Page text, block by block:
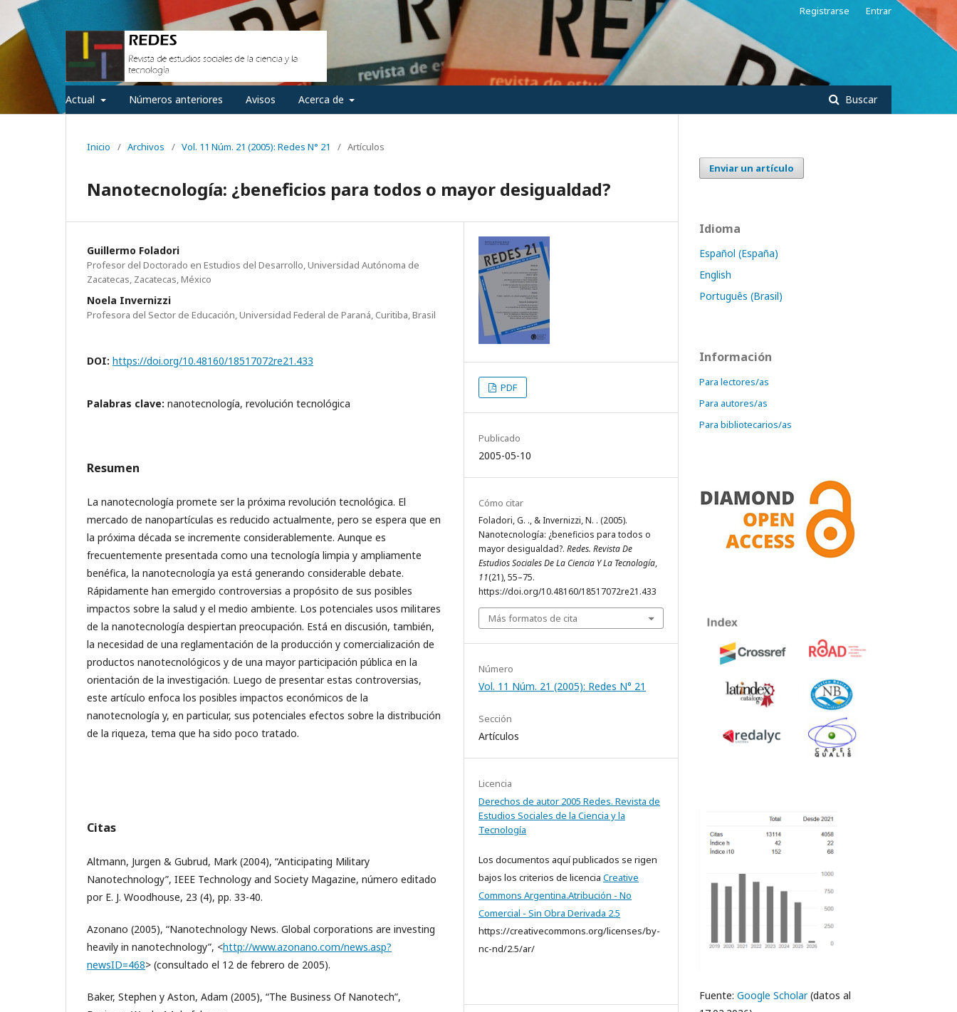
Actual Números anteriores Avisos Acerca de Buscar
Registrarse Entrar
Inicio / Archivos / Vol. 11 Núm. 21 (2005): Redes N° 21 / Artículos
Nanotecnología: ¿beneficios para todos o mayor desigualdad?
Guillermo Foladori
Profesor del Doctorado en Estudios del Desarrollo, Universidad Autónoma de
Zacatecas, Zacatecas, México
Noela Invernizzi
Profesora del Sector de Educación, Universidad Federal de Paraná, Curitiba, Brasil
DOI: https://doi.org/10.48160/18517072re21.433
Palabras clave: nanotecnología, revolución tecnológica
Resumen
La nanotecnología promete ser la próxima revolución tecnológica. El
mercado de nanopartículas es reducido actualmente, pero se espera que en
la próxima década se incremente considerablemente. Aunque es
frecuentemente presentada como una tecnología limpia y ampliamente
benéfica, la nanotecnología ya está generando considerable debate.
Rápidamente han emergido controversias a propósito de sus posibles
impactos sobre la salud y el medio ambiente. Los potenciales usos militares
de la nanotecnología despiertan preocupación. Está en discusión, también,
la necesidad de una reglamentación de la producción y comercialización de
productos nanotecnológicos y de una mayor participación pública en la
orientación de la investigación. Luego de presentar estas controversias,
este artículo enfoca los posibles impactos económicos de la
nanotecnología y, en particular, sus potenciales efectos sobre la distribución
de la riqueza, tema que ha sido poco tratado.
Citas
Altmann, Jurgen & Gubrud, Mark (2004), “Anticipating Military
Nanotechnology”, IEEE Technology and Society Magazine, número editado
por E. J. Woodhouse, 23 (4), pp. 33-40.
Azonano (2005), “Nanotechnology News. Global corporations are investing
heavily in nanotechnology”, <http://www.azonano.com/news.asp?
newsID=468> (consultado el 12 de febrero de 2005).
Baker, Stephen y Aston, Adam (2005), “The Business Of Nanotech”,
PDF
Publicado
2005-05-10
Cómo citar
Foladori, G. ., & Invernizzi, N. . (2005).
Nanotecnología: ¿beneficios para todos o
mayor desigualdad?. Redes. Revista De
Estudios Sociales De La Ciencia Y La Tecnología,
11(21), 55–75.
https://doi.org/10.48160/18517072re21.433
Más formatos de cita
Número
Vol. 11 Núm. 21 (2005): Redes N° 21
Sección
Artículos
Licencia
Derechos de autor 2005 Redes. Revista de
Estudios Sociales de la Ciencia y la
Tecnología
Los documentos aquí publicados se rigen
bajos los criterios de licencia Creative
Commons Argentina.Atribución - No
Comercial - Sin Obra Derivada 2.5
https://creativecommons.org/licenses/by-
nc-nd/2.5/ar/
Enviar un artículo
Idioma
Español (España)
English
Português (Brasil)
Información
Para lectores/as
Para autores/as
Para bibliotecarios/as
Fuente: Google Scholar(datos al